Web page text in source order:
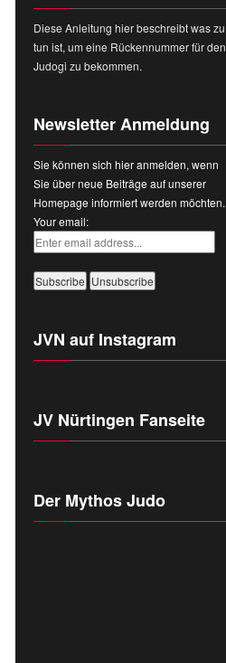
Diese Anleitung hier beschreibt was zu
tun ist, um eine Rückennummer für den
Judogi zu bekommen.
Newsletter Anmeldung
Sie können sich hier anmelden, wenn
Sie über neue Beiträge auf unserer
Homepage informiert werden möchten.
Your email:
JVN auf Instagram
JV Nürtingen Fanseite
Der Mythos Judo